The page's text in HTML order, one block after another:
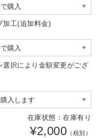
加工(追加料金)
選択により金額変更がござ
在庫状態：在庫有り
¥2,000 （税別）